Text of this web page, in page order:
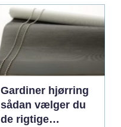
Gardiner hjørring
sådan vælger du
de rigtige